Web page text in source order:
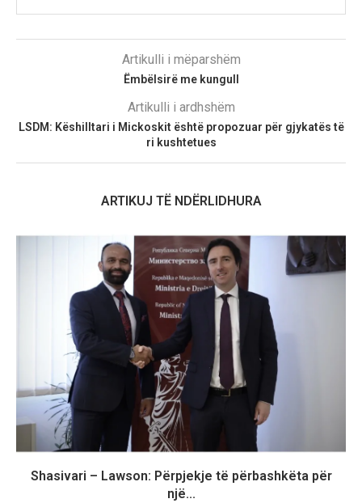
Artikulli i mëparshëm
Ëmbëlsirë me kungull
Artikulli i ardhshëm
LSDM: Këshilltari i Mickoskit është propozuar për gjykatës të
ri kushtetues
ARTIKUJ TË NDËRLIDHURA
Shasivari – Lawson: Përpjekje të përbashkëta për
një...